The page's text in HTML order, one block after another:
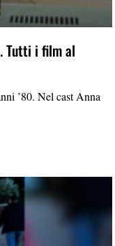
Tutti i film al
’80. Nel cast Anna